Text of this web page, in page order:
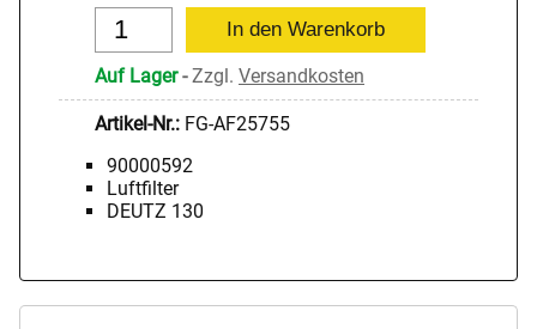
Auf Lager-Zzgl. Versandkosten
Artikel-Nr.: FG-AF25755
90000592
Luftfilter
DEUTZ 130